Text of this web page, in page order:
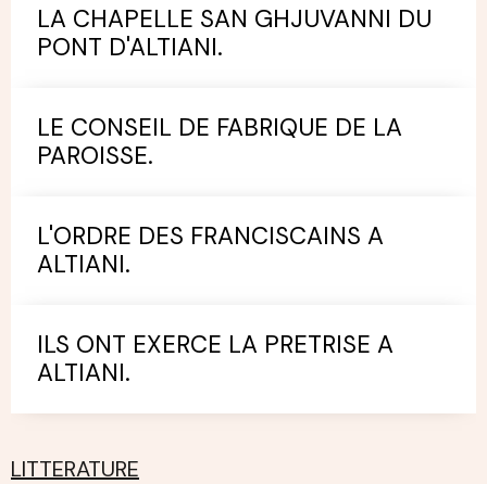
LA CHAPELLE SAN GHJUVANNI DU
PONT D'ALTIANI.
LE CONSEIL DE FABRIQUE DE LA
PAROISSE.
L'ORDRE DES FRANCISCAINS A
ALTIANI.
ILS ONT EXERCE LA PRETRISE A
ALTIANI.
LITTERATURE